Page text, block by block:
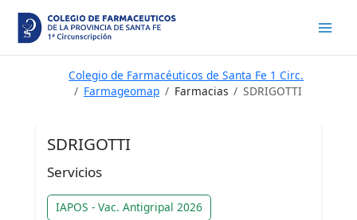
contenido
Colegio de Farmacéuticos de Santa Fe 1 Circ.
Farmageomap
Farmacias SDRIGOTTI
SDRIGOTTI
Servicios
IAPOS - Vac. Antigripal 2026